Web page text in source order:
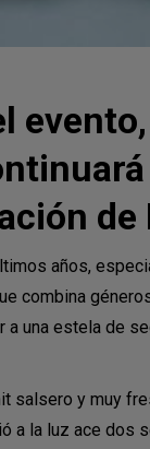
de
años,
combina
una estela de
salsero y muy
la luz ace dos